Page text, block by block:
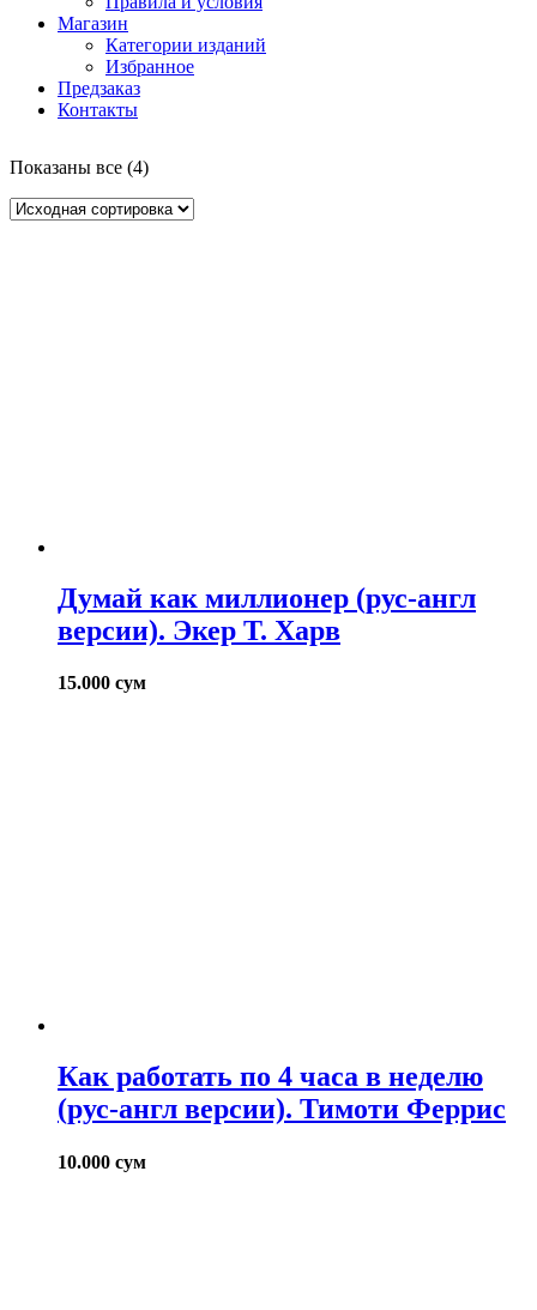
Магазин
Категории изданий
Избранное
Предзаказ
Контакты
Показаны все (4)
Думай как миллионер (рус-англ
версии). Экер Т. Харв
15.000 сум
Как работать по 4 часа в неделю
(рус-англ версии). Тимоти Феррис
10.000 сум